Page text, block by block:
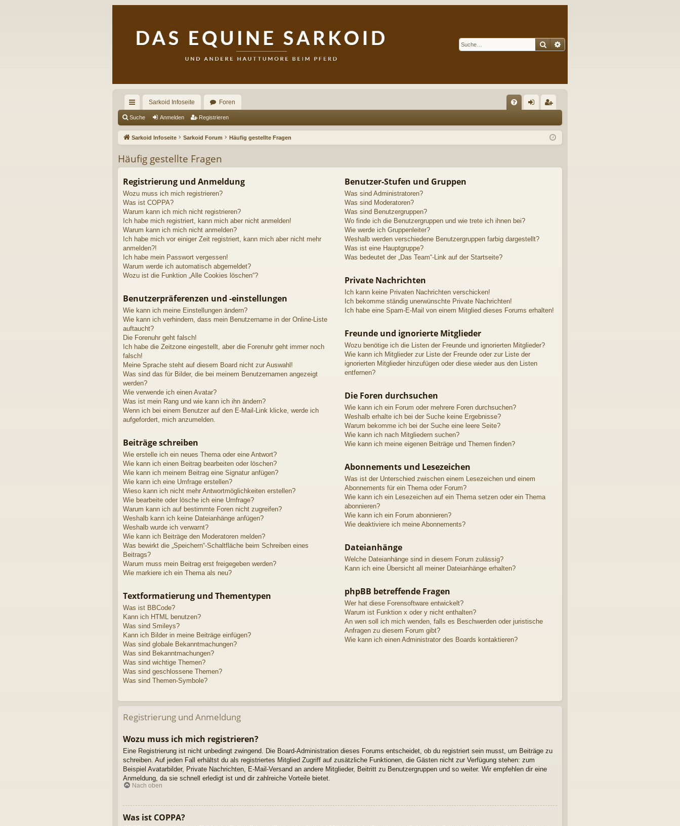
Suche
ch
ne
ug
Sarkoid Infoseite Foren
Q m ist
Suche Anmelden Registrieren
Sarkoid Infoseite Sarkoid Forum Häufig gestellte Fragen
Häufig gestellte Fragen
Registrierung und Anmeldung
Wozu muss ich mich registrieren?
Was ist COPPA?
Warum kann ich mich nicht registrieren?
Ich habe mich registriert, kann mich aber nicht anmelden!
Warum kann ich mich nicht anmelden?
Ich habe mich vor einiger Zeit registriert, kann mich aber nicht mehr
anmelden?!
Ich habe mein Passwort vergessen!
Warum werde ich automatisch abgemeldet?
Wozu ist die Funktion „Alle Cookies löschen“?
Benutzerpräferenzen und -einstellungen
Wie kann ich meine Einstellungen ändern?
Wie kann ich verhindern, dass mein Benutzername in der Online-Liste
auftaucht?
Die Forenuhr geht falsch!
Ich habe die Zeitzone eingestellt, aber die Forenuhr geht immer noch
falsch!
Meine Sprache steht auf diesem Board nicht zur Auswahl!
Was sind das für Bilder, die bei meinem Benutzernamen angezeigt
werden?
Wie verwende ich einen Avatar?
Was ist mein Rang und wie kann ich ihn ändern?
Wenn ich bei einem Benutzer auf den E-Mail-Link klicke, werde ich
aufgefordert, mich anzumelden.
Beiträge schreiben
Wie erstelle ich ein neues Thema oder eine Antwort?
Wie kann ich einen Beitrag bearbeiten oder löschen?
Wie kann ich meinem Beitrag eine Signatur anfügen?
Wie kann ich eine Umfrage erstellen?
Wieso kann ich nicht mehr Antwortmöglichkeiten erstellen?
Wie bearbeite oder lösche ich eine Umfrage?
Warum kann ich auf bestimmte Foren nicht zugreifen?
Weshalb kann ich keine Dateianhänge anfügen?
Weshalb wurde ich verwarnt?
Wie kann ich Beiträge den Moderatoren melden?
Was bewirkt die „Speichern“-Schaltfläche beim Schreiben eines
Beitrags?
Warum muss mein Beitrag erst freigegeben werden?
Wie markiere ich ein Thema als neu?
Textformatierung und Thementypen
Was ist BBCode?
Kann ich HTML benutzen?
Was sind Smileys?
Kann ich Bilder in meine Beiträge einfügen?
Was sind globale Bekanntmachungen?
Was sind Bekanntmachungen?
Was sind wichtige Themen?
Was sind geschlossene Themen?
Was sind Themen-Symbole?
Benutzer-Stufen und Gruppen
Was sind Administratoren?
Was sind Moderatoren?
Was sind Benutzergruppen?
Wo finde ich die Benutzergruppen und wie trete ich ihnen bei?
Wie werde ich Gruppenleiter?
Weshalb werden verschiedene Benutzergruppen farbig dargestellt?
Was ist eine Hauptgruppe?
Was bedeutet der „Das Team“-Link auf der Startseite?
Private Nachrichten
Ich kann keine Privaten Nachrichten verschicken!
Ich bekomme ständig unerwünschte Private Nachrichten!
Ich habe eine Spam-E-Mail von einem Mitglied dieses Forums erhalten!
Freunde und ignorierte Mitglieder
Wozu benötige ich die Listen der Freunde und ignorierten Mitglieder?
Wie kann ich Mitglieder zur Liste der Freunde oder zur Liste der
ignorierten Mitglieder hinzufügen oder diese wieder aus den Listen
entfernen?
Die Foren durchsuchen
Wie kann ich ein Forum oder mehrere Foren durchsuchen?
Weshalb erhalte ich bei der Suche keine Ergebnisse?
Warum bekomme ich bei der Suche eine leere Seite?
Wie kann ich nach Mitgliedern suchen?
Wie kann ich meine eigenen Beiträge und Themen finden?
Abonnements und Lesezeichen
Was ist der Unterschied zwischen einem Lesezeichen und einem
Abonnements für ein Thema oder Forum?
Wie kann ich ein Lesezeichen auf ein Thema setzen oder ein Thema
abonnieren?
Wie kann ich ein Forum abonnieren?
Wie deaktiviere ich meine Abonnements?
Dateianhänge
Welche Dateianhänge sind in diesem Forum zulässig?
Kann ich eine Übersicht all meiner Dateianhänge erhalten?
phpBB betreffende Fragen
Wer hat diese Forensoftware entwickelt?
Warum ist Funktion x oder y nicht enthalten?
An wen soll ich mich wenden, falls es Beschwerden oder juristische
Anfragen zu diesem Forum gibt?
Wie kann ich einen Administrator des Boards kontaktieren?
Registrierung und Anmeldung
Wozu muss ich mich registrieren?
Eine Registrierung ist nicht unbedingt zwingend. Die Board-Administration dieses Forums entscheidet, ob du registriert sein musst, um Beiträge zu
schreiben. Auf jeden Fall erhältst du als registriertes Mitglied Zugriff auf zusätzliche Funktionen, die Gästen nicht zur Verfügung stehen: zum
Beispiel Avatarbilder, Private Nachrichten, E-Mail-Versand an andere Mitglieder, Beitritt zu Benutzergruppen und so weiter. Wir empfehlen dir eine
Anmeldung, da sie schnell erledigt ist und dir zahlreiche Vorteile bietet.
Nach oben
Was ist COPPA?